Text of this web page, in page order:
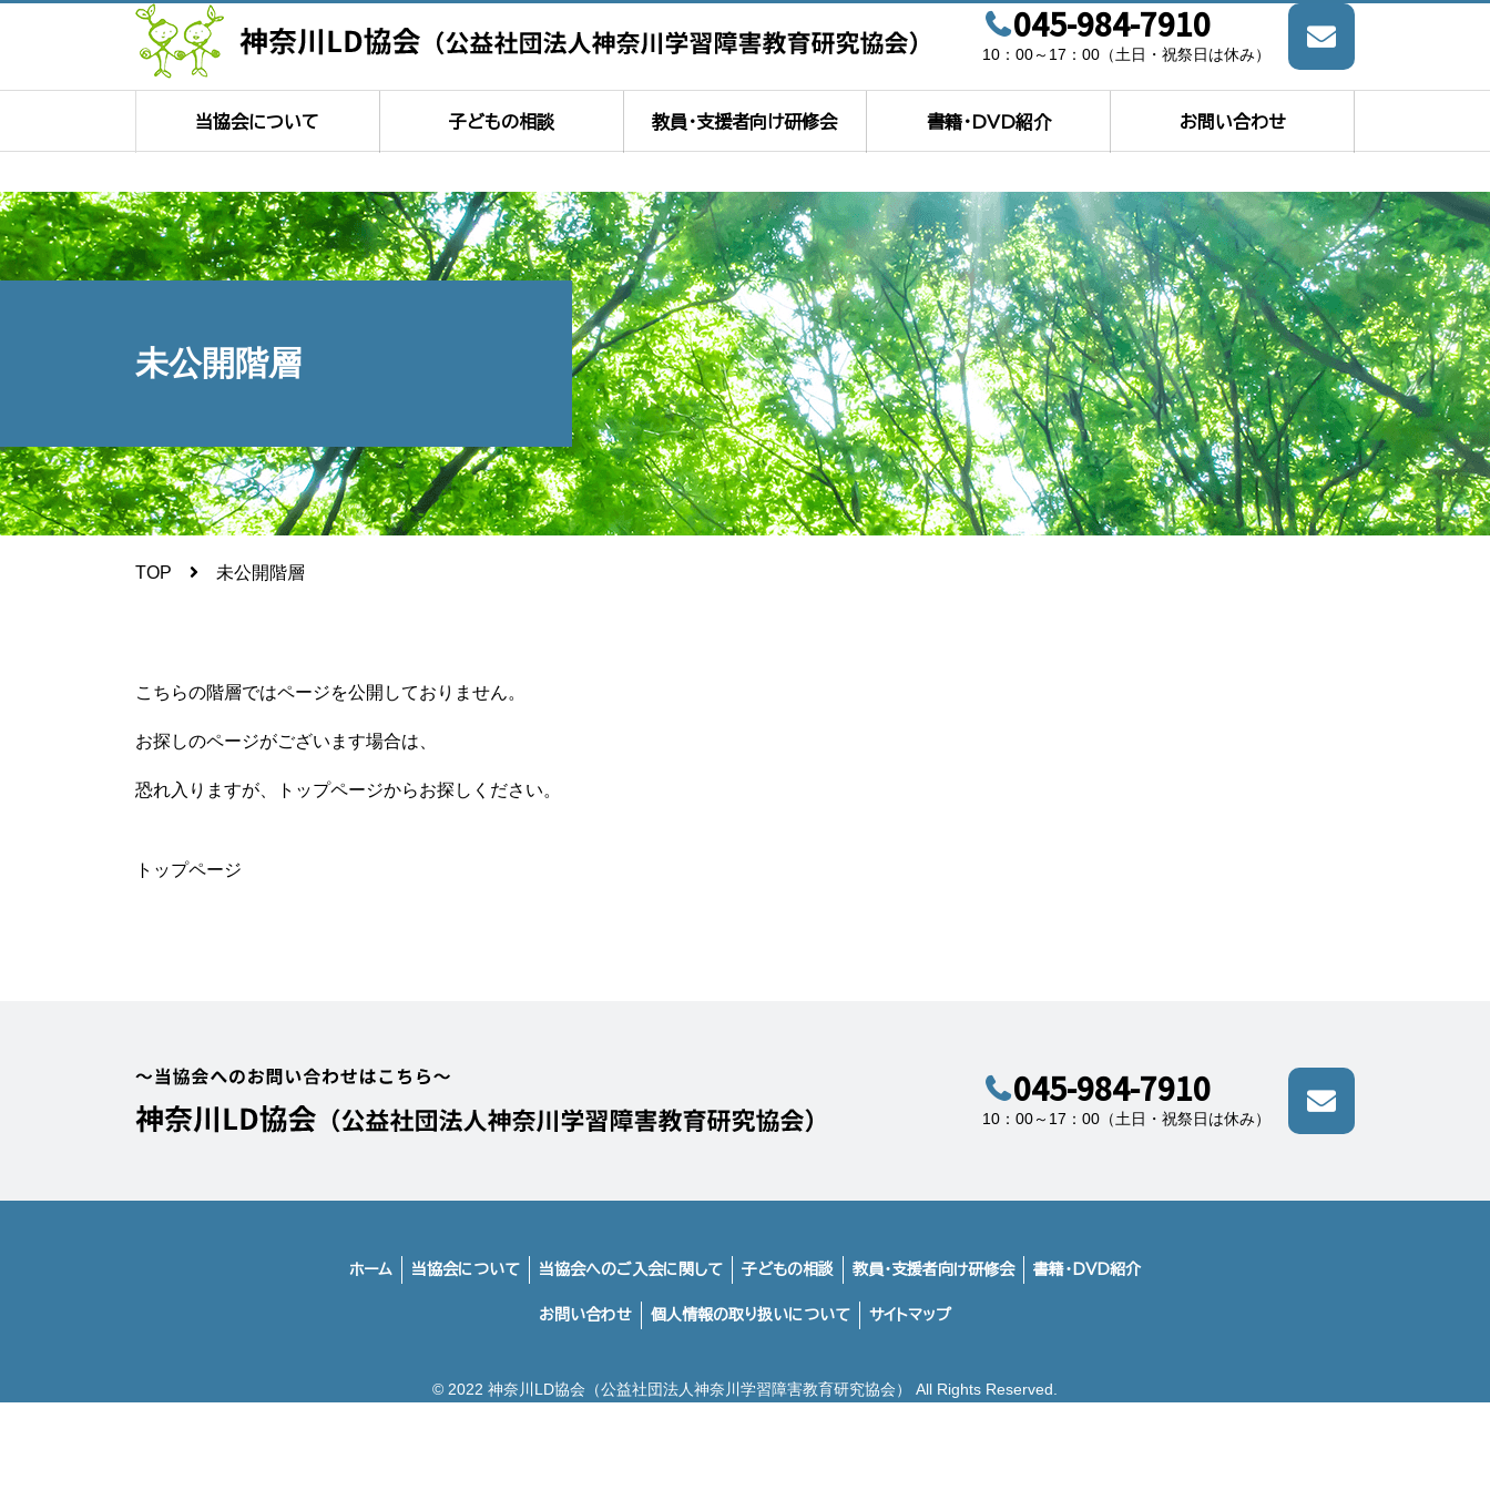
045-984-7910
10：00～17：00（土日・祝祭日は休み）
当協会について 子どもの相談 教員・支援者向け研修会 書籍・DVD紹介 お問い合わせ
未公開階層
TOP 未公開階層
こちらの階層ではページを公開しておりません。
お探しのページがございます場合は、
恐れ入りますが、トップページからお探しください。
トップページ
045-984-7910
10：00～17：00（土日・祝祭日は休み）
ホーム 当協会について 当協会へのご入会に関して 子どもの相談 教員・支援者向け研修会 書籍・DVD紹介
お問い合わせ 個人情報の取り扱いについて サイトマップ
© 2022 神奈川LD協会（公益社団法人神奈川学習障害教育研究協会） All Rights Reserved.